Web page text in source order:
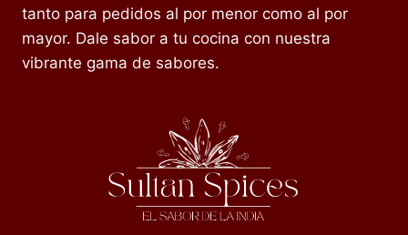
tanto para pedidos al por menor como al por
mayor. Dale sabor a tu cocina con nuestra
vibrante gama de sabores.